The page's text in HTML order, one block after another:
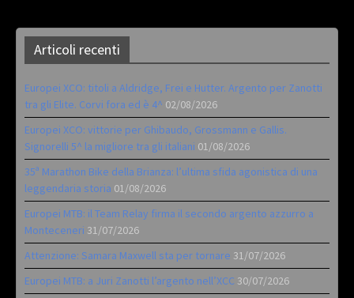
Articoli recenti
Europei XCO: titoli a Aldridge, Frei e Hutter. Argento per Zanotti
tra gli Elite. Corvi fora ed è 4^ 02/08/2026
Europei XCO: vittorie per Ghibaudo, Grossmann e Gallis.
Signorelli 5^ la migliore tra gli italiani 01/08/2026
35ª Marathon Bike della Brianza: l’ultima sfida agonistica di una
leggendaria storia 01/08/2026
Europei MTB: il Team Relay firma il secondo argento azzurro a
Monteceneri 31/07/2026
Attenzione: Samara Maxwell sta per tornare 31/07/2026
Europei MTB: a Juri Zanotti l’argento nell’XCC 30/07/2026